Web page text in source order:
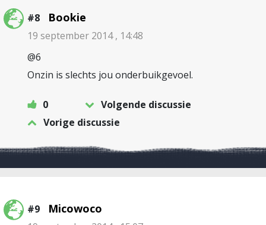
#8 Bookie
19 september 2014 , 14:48
@6
Onzin is slechts jou onderbuikgevoel.
0
Volgende discussie
Vorige discussie
#9 Micowoco